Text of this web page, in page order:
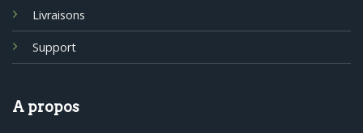
Livraisons
Support
A propos